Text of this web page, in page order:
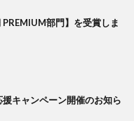
PREMIUM部門】を受賞しま
援キャンペーン開催のお知ら